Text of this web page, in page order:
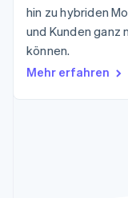
Product
Ausblick
Radar
Betrugsprävention
Start-up-
hin zu hybriden
und Kunden ganz
können.
Mehr erfahren